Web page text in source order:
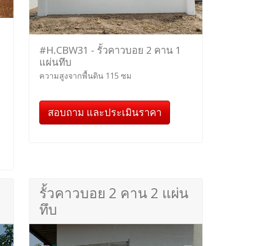
#H.CBW31 - รั้วคาวบอย 2 คาน 1
แผ่นทึบ
ความสูงจากพื้นดิน 115 ซม
สอบถาม และประเมินราคา
รั้วคาวบอย 2 คาน 2 แผ่น
ทึบ